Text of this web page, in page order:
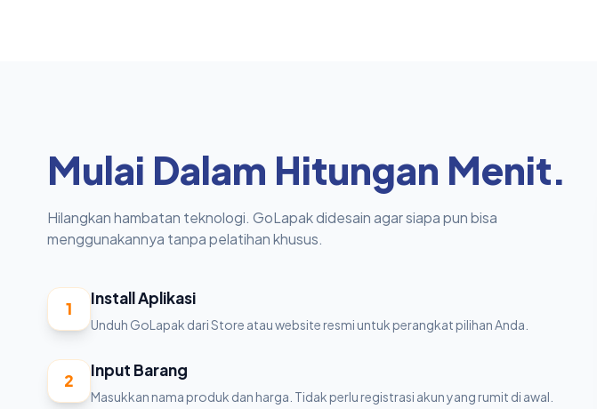
Mulai Dalam Hitungan Menit.
Hilangkan hambatan teknologi. GoLapak didesain agar siapa pun bisa
menggunakannya tanpa pelatihan khusus.
1
Install Aplikasi
Unduh GoLapak dari Store atau website resmi untuk perangkat pilihan Anda.
2
Input Barang
Masukkan nama produk dan harga. Tidak perlu registrasi akun yang rumit di awal.